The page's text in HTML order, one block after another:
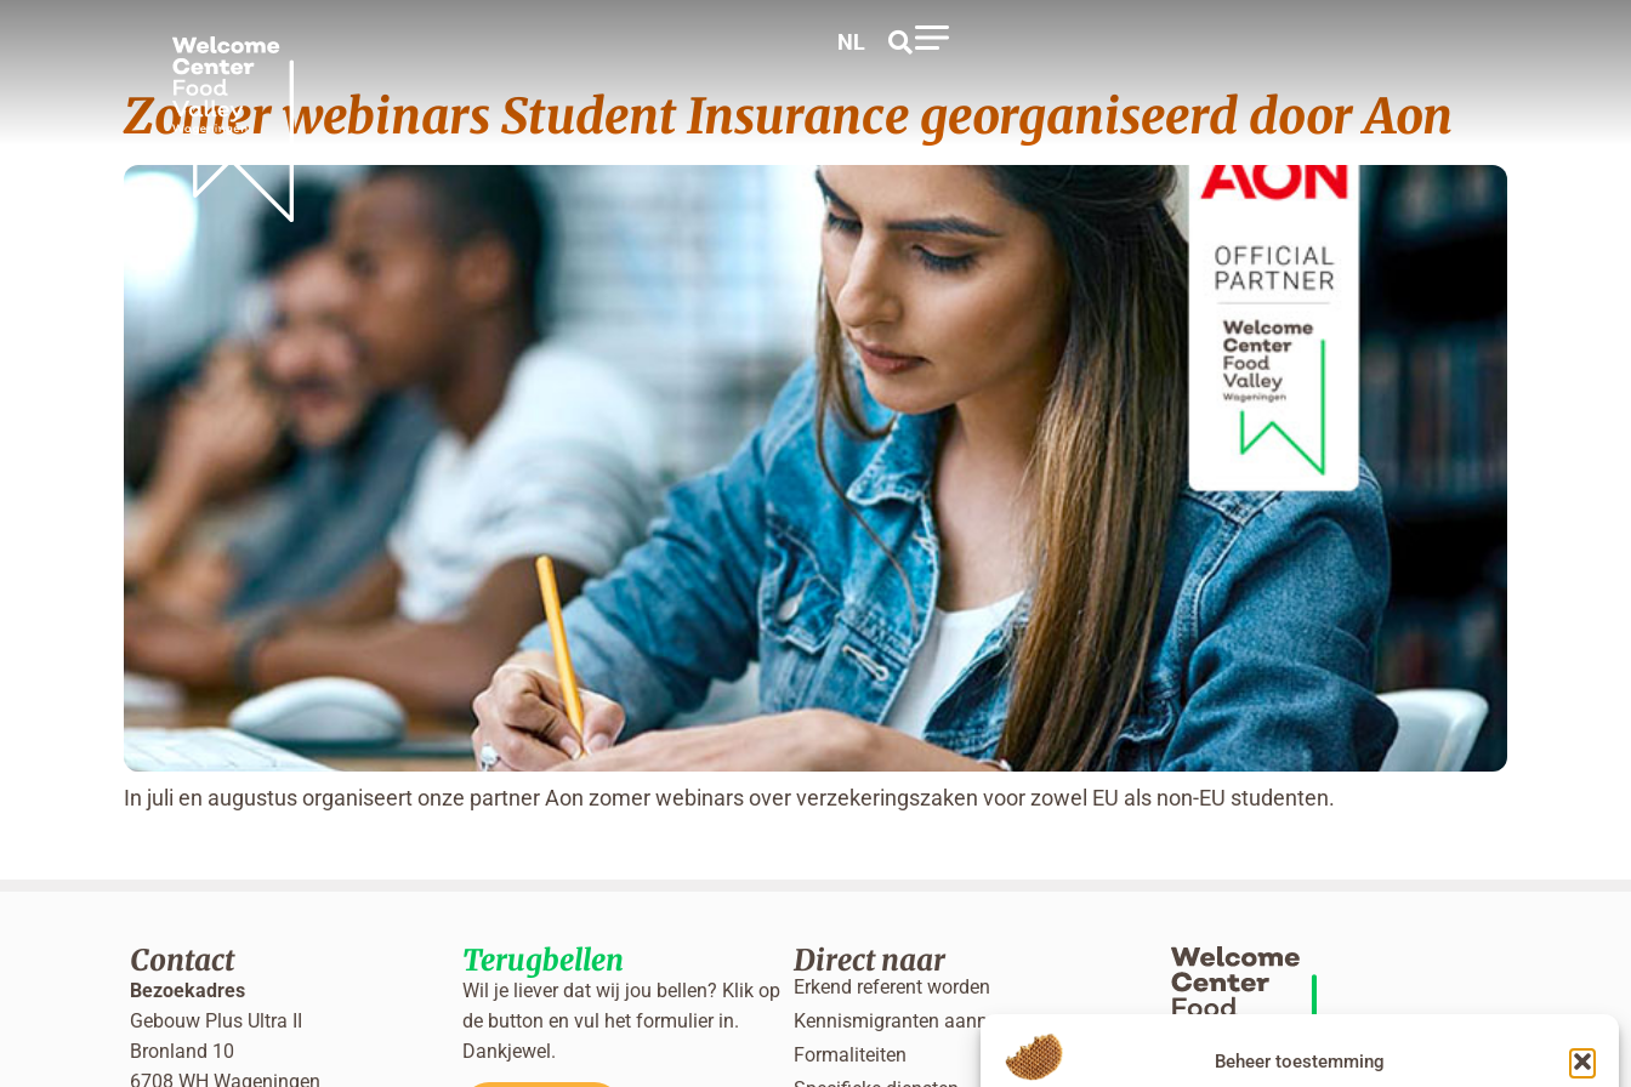
Beheer toestemming
NL
Tag:verzekeringszaken
Zomer webinars Student Insurance georganiseerd door Aon
In juli en augustus organiseert onze partner Aon zomer webinars over verzekeringszaken voor zowel EU als non-EU studenten.
Contact
Bezoekadres
Gebouw Plus Ultra II
Bronland 10
6708 WH Wageningen
Terugbellen
Wil je liever dat wij jou bellen? Klik op
de button en vul het formulier in.
Dankjewel.
Direct naar
Erkend referent worden
Kennismigranten aannemen
Formaliteiten